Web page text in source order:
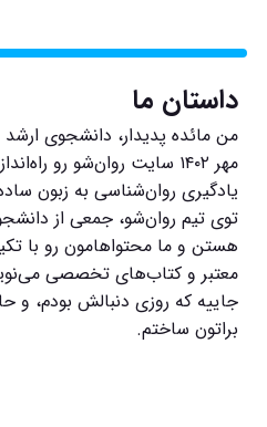
داستان ما
من مائده پدیدار، دانشجوی ارشد
مهر ۱۴۰۲ سایت روان‌شو رو
یادگیری روان‌شناسی به زبون
توی تیم روان‌شو، جمعی از
هستن و ما محتواهامون رو با
معتبر و کتاب‌های تخصصی
جاییه که روزی دنبالش بودم، و
براتون ساختم.